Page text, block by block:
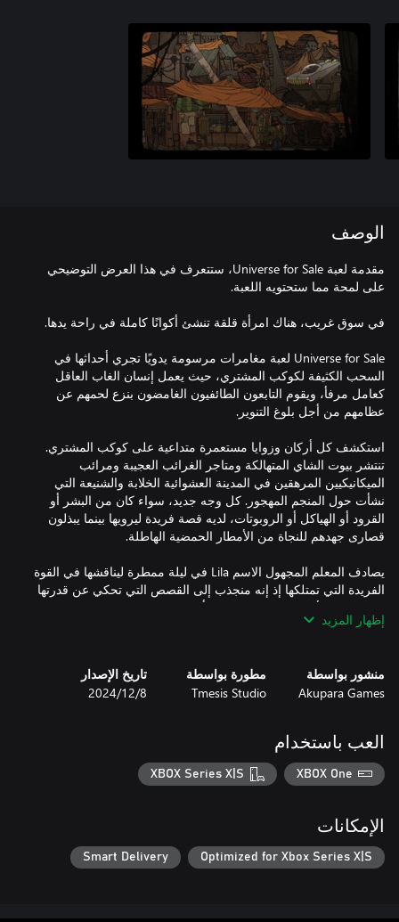
الوصف
مقدمة لعبة Universe for Sale، ستتعرف في هذا العرض التوضيحي
Universe for Sale لعبة مغامرات مرسومة يدويًا تجري أحداثها في
السحب الكثيفة لكوكب المشتري، حيث يعمل إنسان الغاب العاقل
كعامل مرفأ، ويقوم التابعون الطائفيون الغامضون بنزع لحمهم عن
استكشف كل أركان وزوايا مستعمرة متداعية على كوكب المشتري.
تنتشر بيوت الشاي المتهالكة ومتاجر الغرائب العجيبة ومرائب
الميكانيكيين المرهقين في المدينة العشوائية الخلابة والشنيعة التي
نشأت حول المنجم المهجور. كل وجه جديد، سواء كان من البشر أو
القرود أو الهياكل أو الروبوتات، لديه قصة فريدة ليرويها بينما يبذلون
يصادف المعلم المجهول الاسم Lila في ليلة ممطرة ليناقشها في القوة
الفريدة التي تمتلكها إذ إنه منجذب إلى القصص التي تحكي عن قدرتها
على إنشاء الأكوان. والمثير للدهشة أنها تشرحها كما لو كانت تشرح
كيفية تحضير القهوة. لكن المعلم ليس الوحيد الذي يريد معرفة المزيد
إظهار المزيد
منشور بواسطة
Akupara Games
مطورة بواسطة
Tmesis Studio
تاريخ الإصدار
8‏/12‏/2024
العب باستخدام
XBOX One
XBOX Series X|S
الإمكانات
Optimized for Xbox Series X|S
Smart Delivery